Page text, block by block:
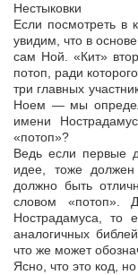
Нестыковки
Если посмотреть в
увидим, что в
сам Ной. «Кит»
потоп, ради
три главных
Ноем — мы
имени
«потоп»?
Ведь если первые
идее, тоже должен
должно быть
словом «потоп».
Нострадамуса, то
аналогичных
что же может
Ясно, что это код,